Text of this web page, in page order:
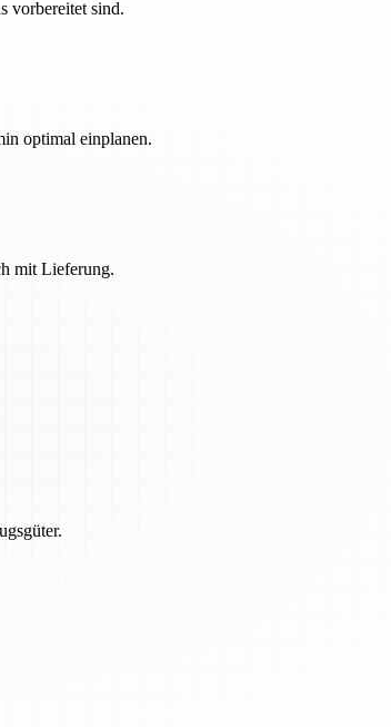
vorbereitet sind.
optimal einplanen.
mit Lieferung.